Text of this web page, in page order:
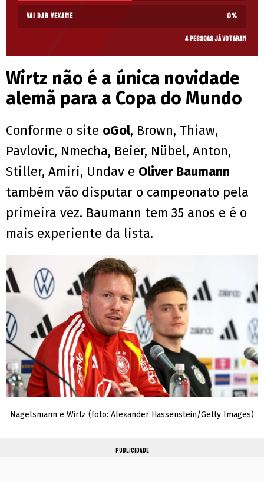
Vai dar vexame 0%
4 pessoas já votaram
Wirtz não é a única novidade
alemã para a Copa do Mundo
Conforme o site oGol, Brown, Thiaw,
Pavlovic, Nmecha, Beier, Nübel, Anton,
Stiller, Amiri, Undav e Oliver Baumann
também vão disputar o campeonato pela
primeira vez. Baumann tem 35 anos e é o
mais experiente da lista.
Nagelsmann e Wirtz (foto: Alexander Hassenstein/Getty Images)
PUBLICIDADE